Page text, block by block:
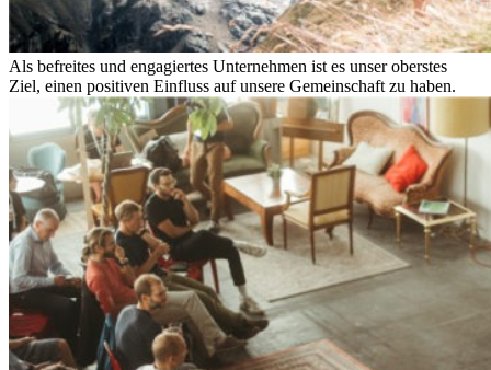
Als befreites und engagiertes Unternehmen ist es unser oberstes
Ziel, einen positiven Einfluss auf unsere Gemeinschaft zu haben.